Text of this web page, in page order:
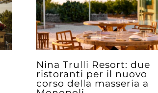
Nina Trulli Resort: due
ristoranti per il nuovo
corso della masseria a